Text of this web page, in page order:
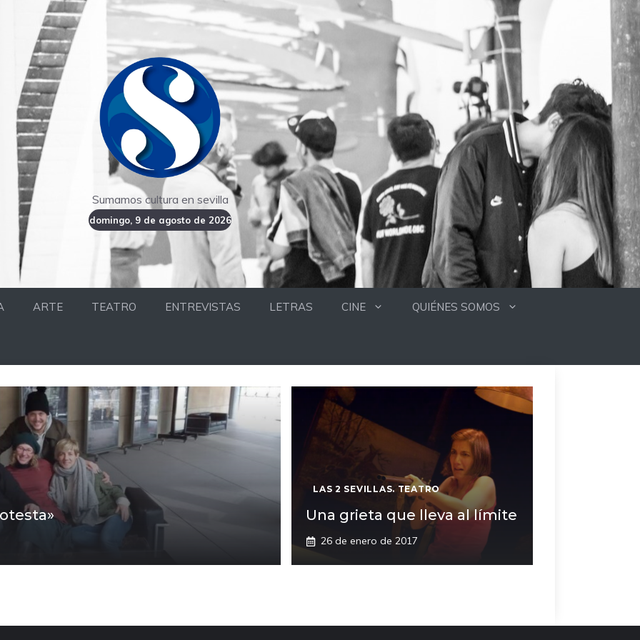
Sumamos cultura en sevilla
domingo, 9 de agosto de 2026
ARTE TEATRO ENTREVISTAS LETRAS CINE QUIÉNES SOMOS
LAS 2 SEVILLAS. TEATRO
Una grieta que lleva al límite
26 de enero de 2017